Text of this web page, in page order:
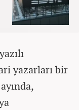
yazarları bir